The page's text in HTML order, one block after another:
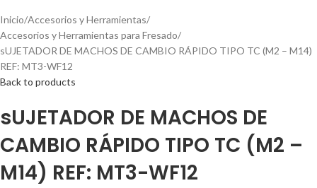
Inicio Accesorios y Herramientas
Accesorios y Herramientas para Fresado
sUJETADOR DE MACHOS DE CAMBIO RÁPIDO TIPO TC (M2 – M14)
REF: MT3-WF12
Back to products
sUJETADOR DE MACHOS DE
CAMBIO RÁPIDO TIPO TC (M2 –
M14) REF: MT3-WF12